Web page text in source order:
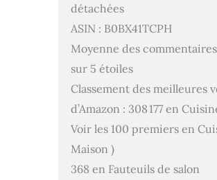
détachées
ASIN : B0BX41TCPH
Moyenne des
sur 5 étoiles
Classement des meilleures
d’Amazon : 308 177 en
Voir les 100 premiers en
Maison )
368 en Fauteuils de salon